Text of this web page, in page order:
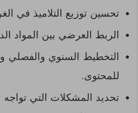
تحسين توزيع التلاميذ في
الربط العرضي بين المواد
التخطيط السنوي والفصلي
للمحتوى.
تحديد المشكلات التي تواجه